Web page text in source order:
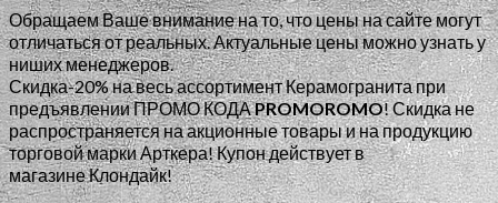
Обращаем Ваше внимание на то, что цены на сайте могут
отличаться от реальных. Актуальные цены можно узнать у
ниших менеджеров.
Скидка-20% на весь ассортимент Керамогранита при
предъявлении ПРОМО КОДАPROMOROMO!Скидка не
распространяется на акционные товары и на продукцию
торговой марки Арткера! Купон действует в
магазине Клондайк!